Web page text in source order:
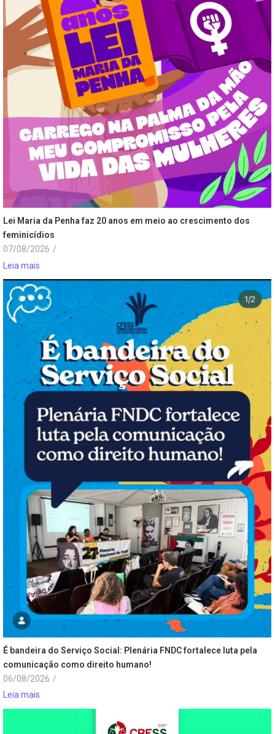
Lei Maria da Penha faz 20 anos em meio ao crescimento dos
feminicídios
07/08/2026 /
Leia mais
É bandeira do Serviço Social: Plenária FNDC fortalece luta pela
comunicação como direito humano!
06/08/2026 /
Leia mais